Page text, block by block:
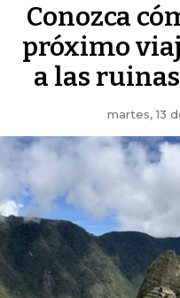
Conozca
próximo
a las
martes, 13